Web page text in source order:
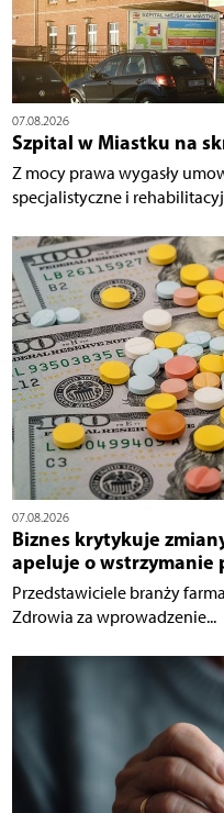
07.08.2026
Szpital w Miastku na
Z mocy prawa wygasły
specjalistyczne i
07.08.2026
Biznes krytykuje
apeluje o wstrzymanie
Przedstawiciele branży
Zdrowia za wprowadzenie...